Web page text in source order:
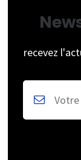
recevez